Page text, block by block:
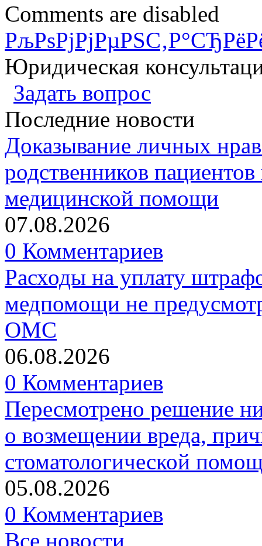
Comments are disabled
Юридическая
Задать вопрос
Последние новости
Доказывание личных
родственников
медицинской помощи
07.08.2026
0 Комментариев
Расходы на уплату
медпомощи не
ОМС
06.08.2026
0 Комментариев
Пересмотрено решение
о возмещении вреда,
стоматологической
05.08.2026
0 Комментариев
Все новости